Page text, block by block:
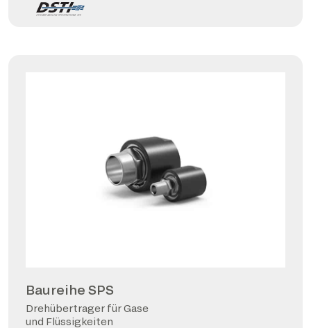
Baureihe SPS
Drehübertrager für Gase
und Flüssigkeiten